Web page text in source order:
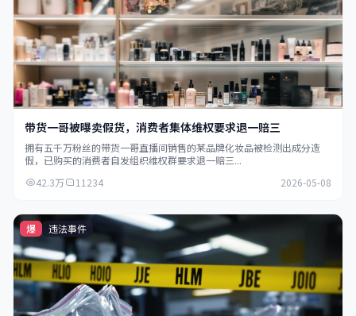
带货一哥被曝卖假货，消费者集体维权要求退一赔三
拥有五千万粉丝的带货一哥直播间销售的某品牌化妆品被检测出成分造
假，已购买的消费者自发组织维权群要求退一赔三...
42.3万
11234 2026-05-08
爆 违法事件